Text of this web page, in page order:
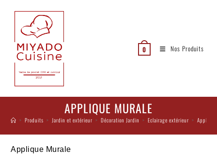
0 Nos Produits
APPLIQUE MURALE
> Produits > Jardin et extérieur > Décoration Jardin > Eclairage extérieur >
Applique Murale